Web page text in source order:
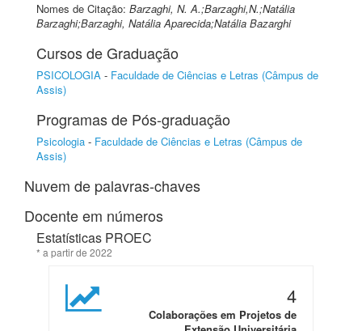
Nomes de Citação: Barzaghi, N. A.;Barzaghi,N.;Natália
Barzaghi;Barzaghi, Natália Aparecida;Natália Bazarghi
Cursos de Graduação
PSICOLOGIA - Faculdade de Ciências e Letras (Câmpus de
Assis)
Programas de Pós-graduação
Psicologia - Faculdade de Ciências e Letras (Câmpus de
Assis)
Nuvem de palavras-chaves
Docente em números
Estatísticas PROEC
* a partir de 2022
4
Colaborações em Projetos de